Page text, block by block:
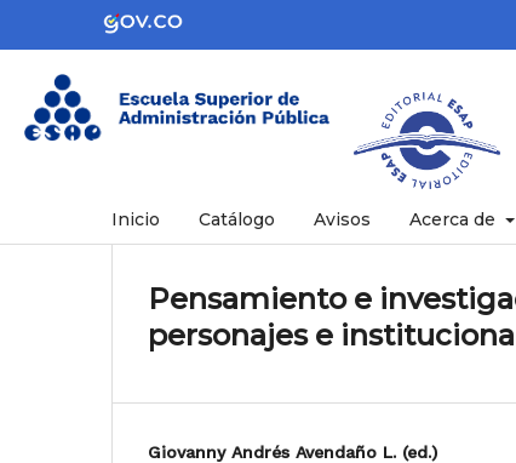
Inicio Catálogo Avisos Acerca de
Pensamiento e
personajes e
Giovanny Andrés Avendaño L. (ed.)